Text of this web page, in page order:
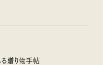
贈り物手帖